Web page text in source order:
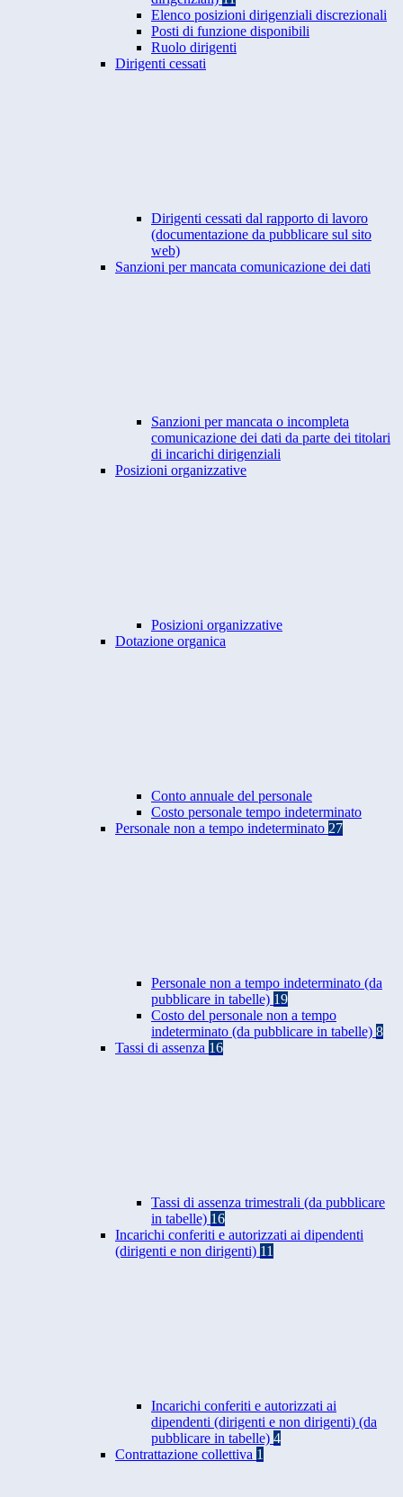
Elenco posizioni dirigenziali discrezionali
Posti di funzione disponibili
Ruolo dirigenti
Dirigenti cessati
Dirigenti cessati dal rapporto di lavoro
(documentazione da pubblicare sul sito
web)
Sanzioni per mancata comunicazione dei dati
Sanzioni per mancata o incompleta
comunicazione dei dati da parte dei titolari
di incarichi dirigenziali
Posizioni organizzative
Posizioni organizzative
Dotazione organica
Conto annuale del personale
Costo personale tempo indeterminato
Personale non a tempo indeterminato 27
Personale non a tempo indeterminato (da
pubblicare in tabelle) 19
Costo del personale non a tempo
indeterminato (da pubblicare in tabelle) 8
Tassi di assenza 16
Tassi di assenza trimestrali (da pubblicare
in tabelle) 16
Incarichi conferiti e autorizzati ai dipendenti
(dirigenti e non dirigenti) 11
Incarichi conferiti e autorizzati ai
dipendenti (dirigenti e non dirigenti) (da
pubblicare in tabelle) 4
Contrattazione collettiva 1